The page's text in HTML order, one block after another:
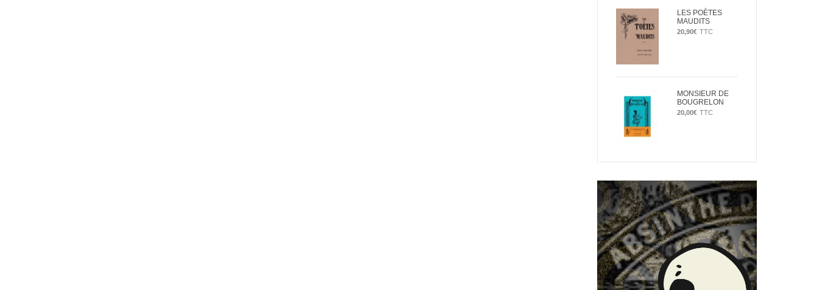
LES POÈTES
MAUDITS
20,90€ TTC
MONSIEUR DE
BOUGRELON
20,00€ TTC